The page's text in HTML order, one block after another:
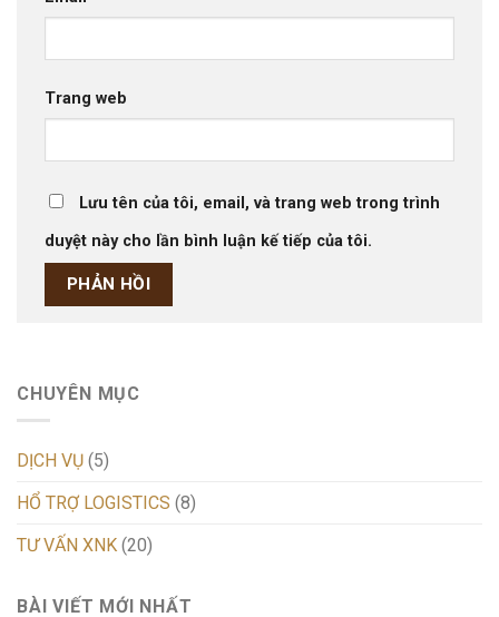
Trang web
Lưu tên của tôi, email, và trang web trong trình
duyệt này cho lần bình luận kế tiếp của tôi.
CHUYÊN MỤC
DỊCH VỤ (5)
HỔ TRỢ LOGISTICS (8)
TƯ VẤN XNK (20)
BÀI VIẾT MỚI NHẤT